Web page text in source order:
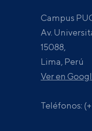
Campus
Av.
15088,
Lima, Perú
Ver en
Teléfonos: